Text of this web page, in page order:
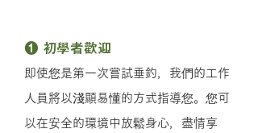
❶ 初學者歡迎
即使您是第一次嘗試垂釣，我們的工作
人員將以淺顯易懂的方式指導您。您可
以在安全的環境中放鬆身心，盡情享